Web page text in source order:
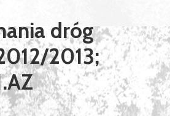
dróg
2013;